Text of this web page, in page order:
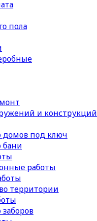
пола
и конструкций
домов под ключ
бани
работы
территории